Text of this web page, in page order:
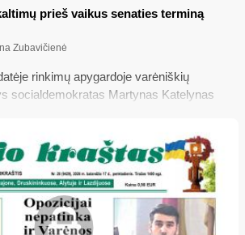
prieš vaikus senaties terminą
Zubavičienė
rinkimų apygardoje varėniškių
socialdemokratas Martynas Katelynas
prieš vaikus bylose būtų panaikintas
užtat atsiliepė Seimo narė konservatorė